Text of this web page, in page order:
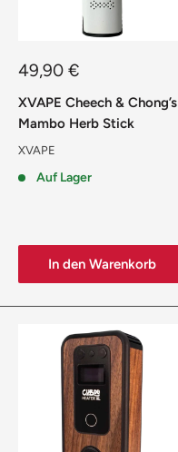
Sonderpreis
49,90 €
XVAPE Cheech & Chong’s
Mambo Herb Stick
XVAPE
Auf Lager
In den Warenkorb